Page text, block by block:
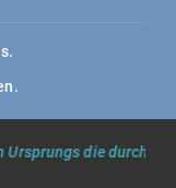
die durch die